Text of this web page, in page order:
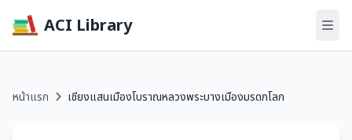
ACI Library
หน้าแรก เชียงแสนเมืองโบราณหลวงพระบางเมืองมรดกโลก